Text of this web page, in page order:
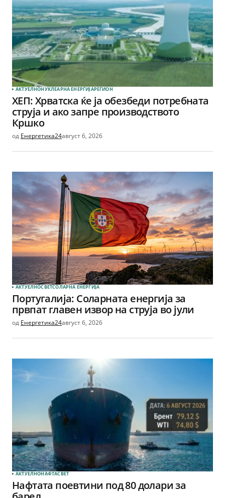
АКТУЕЛНОНУКЛЕАРНА ЕНЕРГИЈАРЕГИОН
ХЕП: Хрватска ќе ја обезбеди потребната
струја и ако запре производството
Кршко
од Енергетика24август 6, 2026
АКТУЕЛНОСВЕТСОЛАРНА EНЕРГИЈА
Португалија: Соларната енергија за
првпат главен извор на струја во јули
од Енергетика24август 6, 2026
АКТУЕЛНОНАФТАСВЕТ
Нафтата поевтини под 80 долари за